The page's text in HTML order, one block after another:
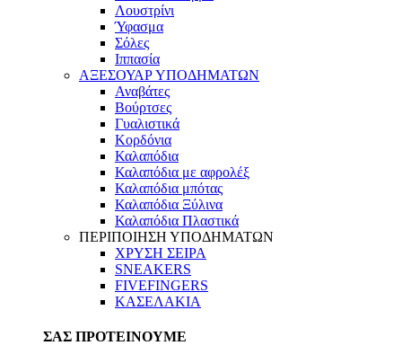
Λουστρίνι
Ύφασμα
Σόλες
Ιππασία
ΑΞΕΣΟΥΑΡ ΥΠΟΔΗΜΑΤΩΝ
Αναβάτες
Βούρτσες
Γυαλιστικά
Κορδόνια
Καλαπόδια
Καλαπόδια με αφρολέξ
Καλαπόδια μπότας
Καλαπόδια Ξύλινα
Καλαπόδια Πλαστικά
ΠΕΡΙΠΟΙΗΣΗ ΥΠΟΔΗΜΑΤΩΝ
ΧΡΥΣΗ ΣΕΙΡΑ
SNEAKERS
FIVEFINGERS
ΚΑΣΕΛΑΚΙΑ
ΣΑΣ ΠΡΟΤΕΙΝΟΥΜΕ